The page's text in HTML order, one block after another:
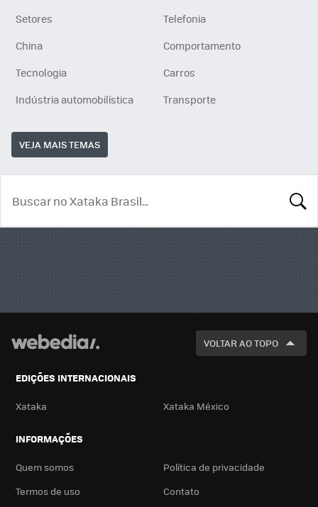
Setores
Telefonia
China
Comportamento
Tecnologia
Carros
Indústria automobilística
Transporte
VEJA MAIS TEMAS
VOLTAR AO TOPO
EDIÇÕES INTERNACIONAIS
Xataka Xataka México
INFORMAÇÕES
Quem somos
Política de privacidade
Termos de uso
Contato